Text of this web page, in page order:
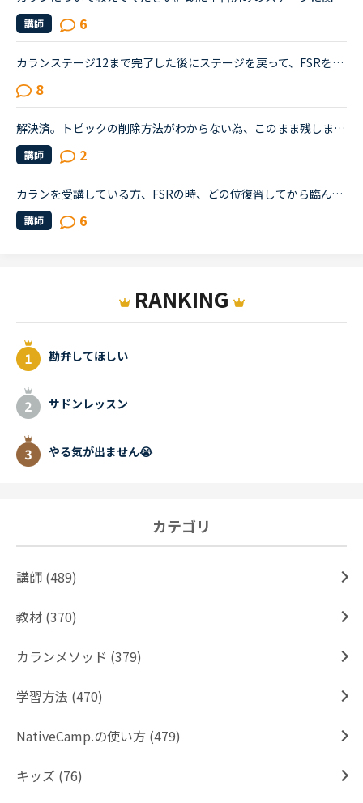
講師 6
カランステージ12まで完了した後にステージを戻って、FSRを繰り返している方のお話は、この掲示板でもいくつか伺っています。ですが、ステージ中盤６，７，８，あたりまで進んだ後、いったんステージを戻ってFSR...
8
解決済。トピックの削除方法がわからない為、このまま残しますが、講師に直接聞いてみました。読んでくださった方、ありがとうございました。サポートに問い合わせたのですが、返答がないため、ご存知の方がいら...
講師 2
カランを受講している方、FSRの時、どの位復習してから臨んでいますか？私は現在カランstage4のFSRをしていますが、FSRは範囲が広いため、もしスラスラ言えるようになるまで復習すると、毎日カランレッスンを受け...
講師 6
RANKING
勘弁してほしい
サドンレッスン
やる気が出ません😭
カテゴリ
講師 (489)
教材 (370)
カランメソッド (379)
学習方法 (470)
NativeCamp.の使い方 (479)
キッズ (76)